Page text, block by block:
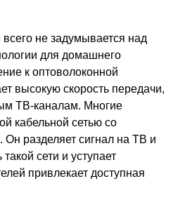
не задумывается над
для домашнего
к оптоволоконной
высокую скорость передачи,
ТВ-каналам. Многие
кабельной сетью со
разделяет сигнал на ТВ и
сети и уступает
привлекает доступная